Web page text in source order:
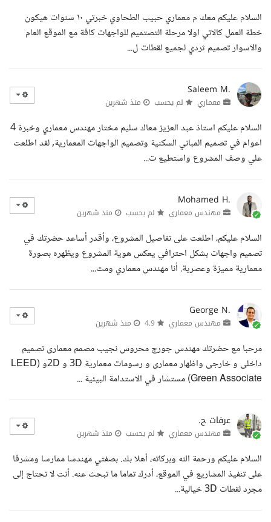
السلام عليكم معك م معماري حبيب الطحاوي خبرتي ١٠ سنوات هيكون
خطة العمل كالاتي اولا مرحلة التصتميم للواجهات كافة مع الموقع العام
والاسوار تصميم ثردي لجميع لقطات ل...
Saleem M.
معماري لم يحسب منذ شهرين
السلام عليكم استاذ عبد العزيز معاك سليم مختار مهندس معماري وخبرة 4
اعوام في تصميم المباني السكنية وتصميم الواجهات المعمارية, لقد اطلعت
علي وصف المشروع واستطيع ت...
Mohamed H.
مهندس معماري لم يحسب منذ شهرين
السلام عليكم، اطلعت على تفاصيل المشروع، وأقدر أساعد حضرتك في
تصميم واجهات بشكل احترافي يعكس هوية المشروع ويظهره بصورة
معمارية مميزة وعصرية. أنا مهندس معماري ومت...
George N.
مهندس معماري منذ شهرين
مرحبا مع حضرتك مهندس جورج محروس نجيب مصمم معمارى تصميم
داخلى و خارجى واظهار معمارى و رسومات معمارية 3D و 2Dو (LEED
Green Associate) مستشار في الاستدامة البيئية ...
عرفات ح.
مهندس معماري لم يحسب منذ شهرين
السلام عليكم ورحمة الله وبركاته، أهلا بك. بصفتي مهندسا ممارسا ومشرفا
على تنفيذ المشاريع في الموقع، أدرك تماما ما تبحث عنه. أنت لا تحتاج إلى
مجرد لقطات 3D خيالية...